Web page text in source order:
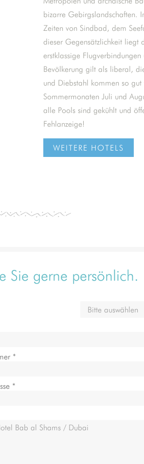
bizarre Gebirgslandschaften.
Zeiten von Sindbad, dem
dieser Gegensätzlichkeit liegt
erstklassige
Bevölkerung gilt als liberal,
und Diebstahl kommen so
Sommermonaten Juli und
alle Pools sind gekühlt und
Fehlanzeige!
WEITERE HOTELS
Sie gerne persönlich.
*
*